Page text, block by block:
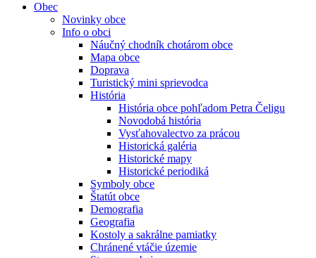
Obec
Novinky obce
Info o obci
Náučný chodník chotárom obce
Mapa obce
Doprava
Turistický mini sprievodca
História
História obce pohľadom Petra Čeligu
Novodobá história
Vysťahovalectvo za prácou
Historická galéria
Historické mapy
Historické periodiká
Symboly obce
Štatút obce
Demografia
Geografia
Kostoly a sakrálne pamiatky
Chránené vtáčie územie